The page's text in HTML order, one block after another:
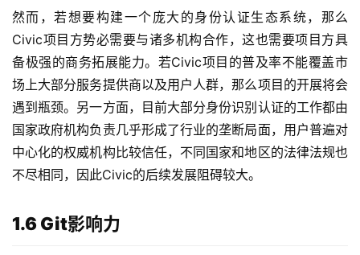
然而，若想要构建一个庞大的身份认证生态系统，那么
Civic项目方势必需要与诸多机构合作，这也需要项目方具
备极强的商务拓展能力。若Civic项目的普及率不能覆盖市
场上大部分服务提供商以及用户人群，那么项目的开展将会
遇到瓶颈。另一方面，目前大部分身份识别认证的工作都由
国家政府机构负责几乎形成了行业的垄断局面，用户普遍对
中心化的权威机构比较信任，不同国家和地区的法律法规也
不尽相同，因此Civic的后续发展阻碍较大。
1.6 Git影响力